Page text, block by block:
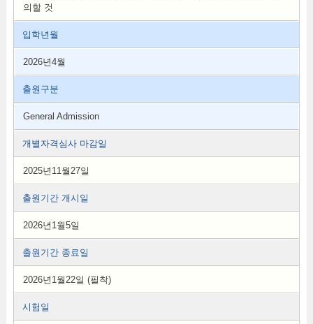
의할 것
입학년월
2026년4월
출원구분
General Admission
개별자격심사 마감일
2025년11월27일
출원기간 개시일
2026년1월5일
출원기간 종료일
2026년1월22일 (필착)
시험일